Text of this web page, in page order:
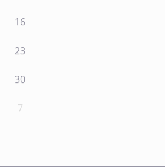
16
23
30
7